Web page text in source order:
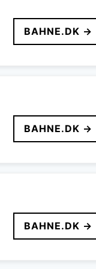
BAHNE.DK →
BAHNE.DK →
BAHNE.DK →